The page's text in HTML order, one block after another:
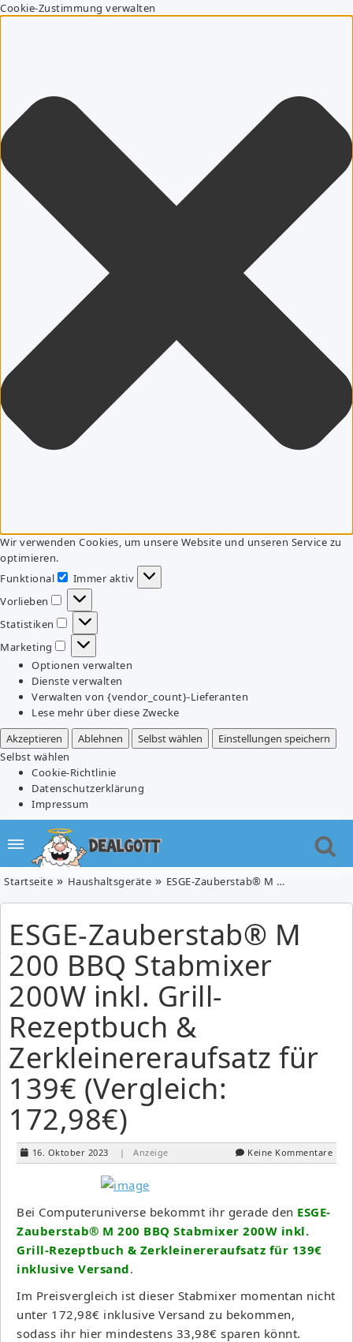
Cookie-Zustimmung verwalten
Wir verwenden Cookies, um unsere Website und unseren Service zu
optimieren.
Funktional
Funktional
Immer aktiv
Vorlieben
Vorlieben
Statistiken
Statistiken
Marketing
Marketing
Optionen verwalten
Dienste verwalten
Verwalten von {vendor_count}-Lieferanten
Lese mehr über diese Zwecke
Akzeptieren
Ablehnen Selbst wählen
Einstellungen speichern
Selbst wählen
Cookie-Richtlinie
Datenschutzerklärung
Impressum
Startseite Haushaltsgeräte ESGE-Zauberstab® M 200 BBQ Stabmixer 200W inkl. Grill-Rezeptbuch & Zerkleinereraufsatz für 139€ (Vergleich: 172,98€)
ESGE-Zauberstab® M
200 BBQ Stabmixer
200W inkl. Grill-
Rezeptbuch &
Zerkleinereraufsatz für
139€ (Vergleich:
172,98€)
16. Oktober 2023 | Anzeige Keine Kommentare
Bei Computeruniverse bekommt ihr gerade den ESGE-
Zauberstab® M 200 BBQ Stabmixer 200W inkl.
Grill-Rezeptbuch & Zerkleinereraufsatz für 139€
inklusive Versand.
Im Preisvergleich ist dieser Stabmixer momentan nicht
unter 172,98€ inklusive Versand zu bekommen,
sodass ihr hier mindestens 33,98€ sparen könnt.